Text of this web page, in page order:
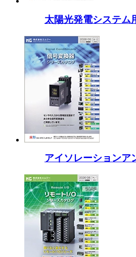
太陽光発電システム
アイソレーションア